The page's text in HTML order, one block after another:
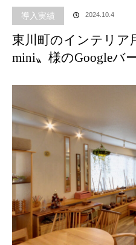
導入実績 2024.10.4
東川町のインテリア
mini〟様のGoogleバ